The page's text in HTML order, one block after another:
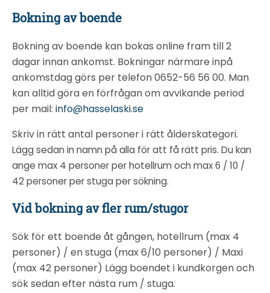
Bokning av boende
Bokning av boende kan bokas online fram till 2
dagar innan ankomst. Bokningar närmare inpå
ankomstdag görs per telefon 0652-56 56 00. Man
kan alltid göra en förfrågan om avvikande period
per mail:info@hasselaski.se
Skriv in rätt antal personer i rätt ålderskategori.
Lägg sedan in namn på alla för att få rätt pris. Du kan
ange max 4 personer per hotellrum och max 6 / 10 /
42 personer per stuga per sökning.
Vid bokning av fler rum/stugor
Sök för ett boende åt gången, hotellrum (max 4
personer) / en stuga (max 6/10 personer) / Maxi
(max 42 personer) Lägg boendet i kundkorgen och
sök sedan efter nästa rum / stuga.